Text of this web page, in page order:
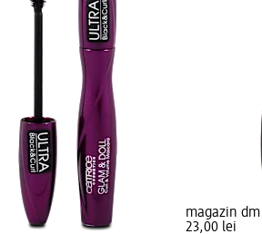
magazin dm
23,00 lei